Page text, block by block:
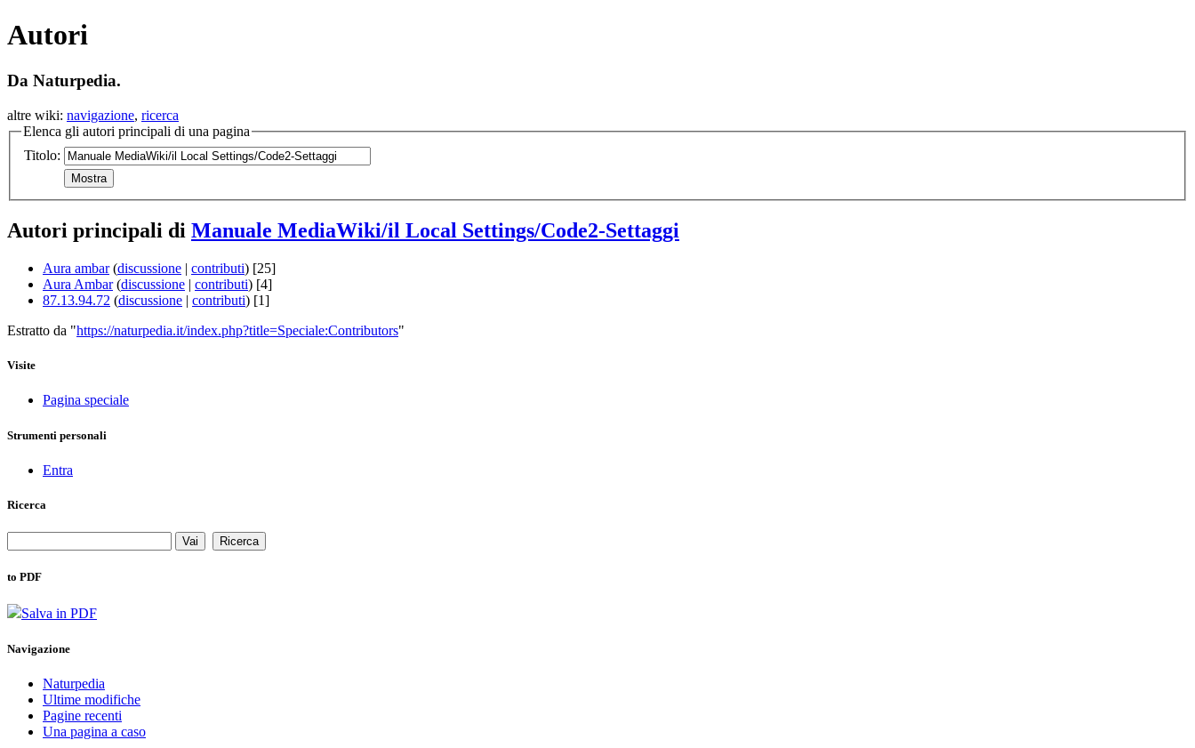
Autori
Da Naturpedia.
altre wiki: navigazione, ricerca
Elenca gli autori principali di una pagina
Titolo:
Autori principali di Manuale MediaWiki/il Local Settings/Code2-Settaggi
Aura ambar (discussione | contributi) [25]
Aura Ambar (discussione | contributi) [4]
87.13.94.72 (discussione | contributi) [1]
Estratto da "https://naturpedia.it/index.php?title=Speciale:Contributors"
Visite
Pagina speciale
Strumenti personali
Entra
Ricerca
to PDF
Salva in PDF
Navigazione
Naturpedia
Ultime modifiche
Pagine recenti
Una pagina a caso